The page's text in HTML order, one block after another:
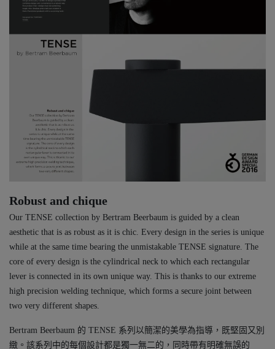
Robust and chique
Our TENSE collection by Bertram Beerbaum is guided by a clean
aesthetic that is as robust as it is chic. Every design in the series is unique
while at the same time bearing the unmistakable TENSE signature. The
core of every design is the cylindrical neck to which each rectangular
lever is connected in its own unique way. This is thanks to our extreme
high precision welding technique, which forms a secure joint between
two very different shapes.
Bertram Beerbaum 的 TENSE 系列以簡潔的美學為指導，既堅固又別
緻。該系列中的每個設計都是獨一無二的，同時帶有明確無誤的